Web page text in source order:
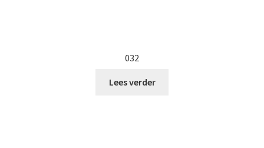
032
Lees verder